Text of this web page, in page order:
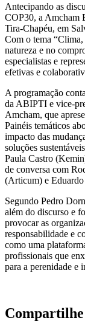
Antecipando as
COP30, a Amcham
Tira-Chapéu, em
Com o tema
natureza e no
especialistas e
efetivas e
A programação
da ABIPTI e vice-
Amcham, que
Painéis temáticos
impacto das
soluções
Paula Castro
de conversa com
(Articum) e
Segundo Pedro
além do discurso e
provocar as
responsabilidade e
como uma
profissionais que
para a perenidade e
Compartilhe